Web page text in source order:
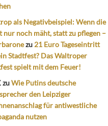
als Negativbeispiel: Wenn die
nur noch mäht, statt zu pflegen –
zu 21 Euro Tageseintritt
Stadtfest? Das Waltroper
spielt mit dem Feuer!
zuWie Putins deutsche
den Leipziger
für antiwestliche
nutzen